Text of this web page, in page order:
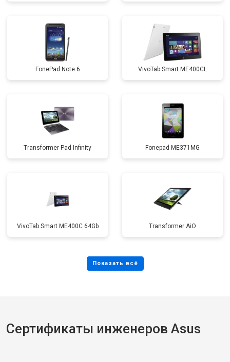
FonePad Note 6 VivoTab Smart ME400CL
Transformer Pad Infinity Fonepad ME371MG
VivoTab Smart ME400C 64Gb Transformer AiO
Сертификаты инженеров Asus